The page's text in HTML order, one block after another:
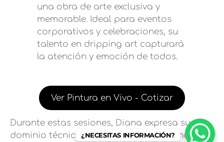
una obra de arte exclusiva y
memorable. Ideal para eventos
corporativos y celebraciones, su
talento en dripping art capturará
la atención y emoción de todos.
Durante estas sesiones, Diana expresa su
dominio técnico y su conexión emocional con
Ver Pintura en Vivo - Cotizar
¿NECESITAS INFORMACIÓN?